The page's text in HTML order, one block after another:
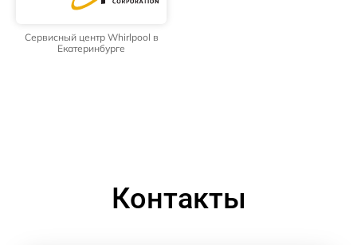
Сервисный центр Whirlpool в
Екатеринбурге
Контакты